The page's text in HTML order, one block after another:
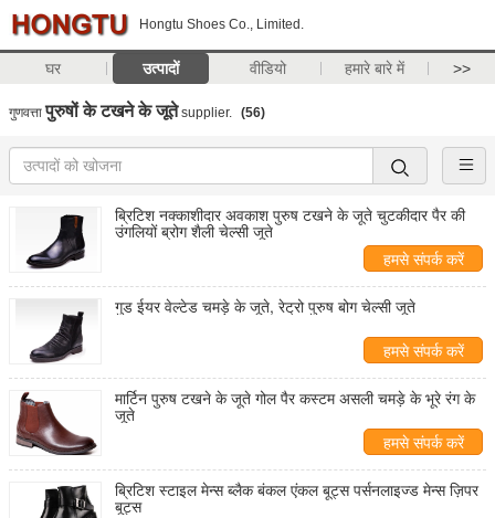
Hongtu Shoes Co., Limited.
घर उत्पादों वीडियो हमारे बारे में >>
गुणवत्ता पुरुषों के टखने के जूतेsupplier. (56)
ब्रिटिश नक्काशीदार अवकाश पुरुष टखने के जूते चुटकीदार पैर की
उंगलियों ब्रोग शैली चेल्सी जूते
हमसे संपर्क करें
गुड ईयर वेल्टेड चमड़े के जूते, रेट्रो पुरुष बोग चेल्सी जूते
हमसे संपर्क करें
मार्टिन पुरुष टखने के जूते गोल पैर कस्टम असली चमड़े के भूरे रंग के
जूते
हमसे संपर्क करें
ब्रिटिश स्टाइल मेन्स ब्लैक बंकल एंकल बूट्स पर्सनलाइज्ड मेन्स ज़िपर
बूट्स